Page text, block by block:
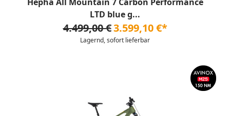
LTD blue g...
4.499,00 €3.599,10 €*
Lagernd, sofort lieferbar